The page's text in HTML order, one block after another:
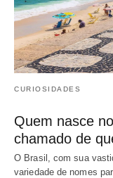
CURIOSIDADES
Quem nasce
chamado de
O Brasil, com sua
variedade de nomes